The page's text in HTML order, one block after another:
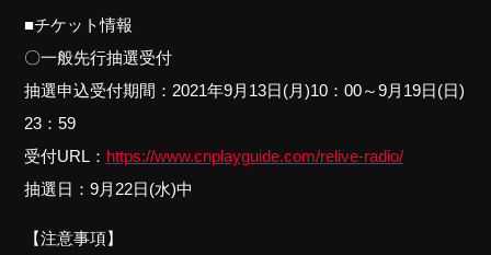
■チケット情報
〇一般先行抽選受付
抽選申込受付期間：2021年9月13日(月)10：00～9月19日(日)
23：59
受付URL： https://www.cnplayguide.com/relive-radio/
抽選日：9月22日(水)中
【注意事項】